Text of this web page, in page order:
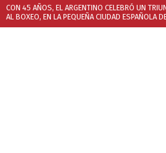
CON 45 AÑOS, EL ARGENTINO CELEBRÓ UN
AL BOXEO, EN LA PEQUEÑA CIUDAD ESPAÑOLA